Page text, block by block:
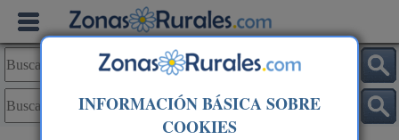
INFORMACIÓN BÁSICA SOBRE
COOKIES